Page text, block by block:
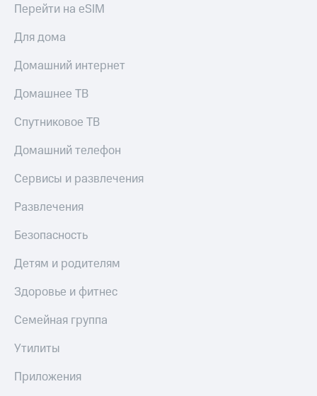
Перейти на eSIM
Для дома
Домашний интернет
Домашнее ТВ
Спутниковое ТВ
Домашний телефон
Сервисы и развлечения
Развлечения
Безопасность
Детям и родителям
Здоровье и фитнес
Семейная группа
Утилиты
Приложения